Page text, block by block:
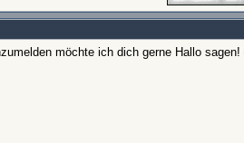
möchte ich dich gerne Hallo sagen!